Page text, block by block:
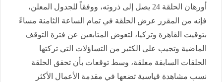
أورهان الحلقة 24 يصل إلى ذروته، ووفقاً للجدول المعلن،
فإنه من المقرر عرض الحلقة في تمام الساعة الثامنة مساءً
بتوقيت القاهرة وتركيا، لتعوض المتابعين عن فترة التوقف
الماضية وتجيب على الكثير من التساؤلات التي تركتها
الحلقات السابقة معلقة، وسط توقعات بأن تحقق الحلقة
نسب مشاهدة قياسية تضعها في مقدمة الأعمال الأكثر